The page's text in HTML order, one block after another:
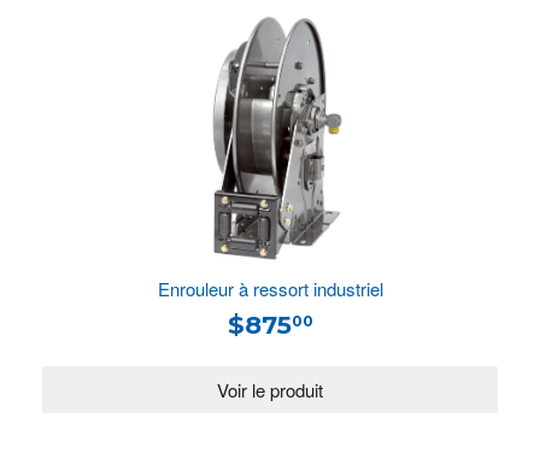
Enrouleur à ressort industriel
$87500